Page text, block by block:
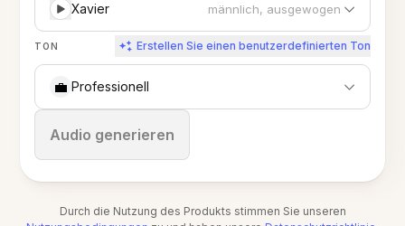
Xavier männlich, ausgewogen
TON Erstellen Sie einen benutzerdefinierten Ton
💼 Professionell
Audio generieren
Stoppen
Durch die Nutzung des Produkts stimmen Sie unseren